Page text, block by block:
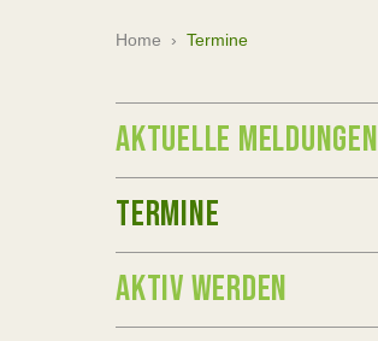
Home › Termine
AKTUELLE MELDUNGEN
TERMINE
AKTIV WERDEN